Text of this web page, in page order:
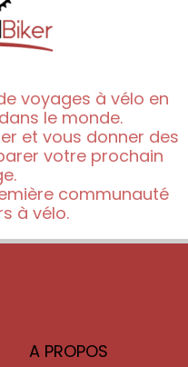
voyages à vélo en
le monde.
et vous donner des
votre prochain
communauté
à vélo.
A PROPOS